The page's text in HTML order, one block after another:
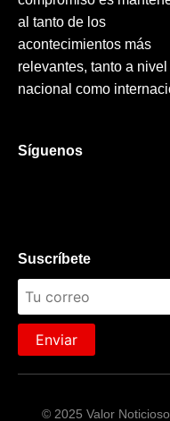
al tanto de los
acontecimientos más
relevantes, tanto a nivel
nacional como
Síguenos
Suscríbete
Enviar
© 2025 Valor